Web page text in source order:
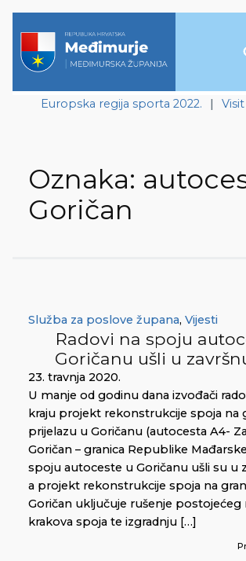
Europska regija sporta 2022. |
Oznaka:
Goričan
Služba za poslove župana, Vijesti
Radovi na spoju
Goričanu ušli u
23. travnja 2020.
U manje od godinu dana izvođači
kraju projekt rekonstrukcije spoja na
prijelazu u Goričanu (autocesta A4-
Goričan – granica Republike
spoju autoceste u Goričanu ušli su u
a projekt rekonstrukcije spoja na
Goričan uključuje rušenje postojećeg
krakova spoja te izgradnju […]